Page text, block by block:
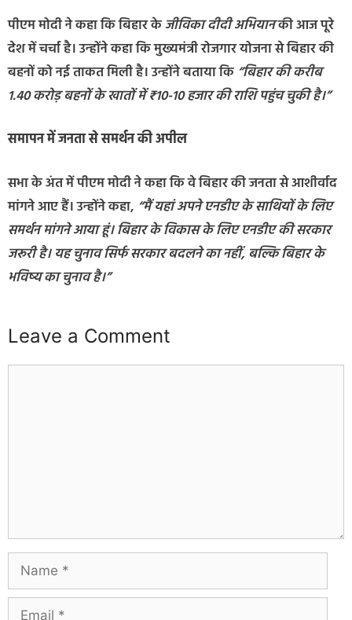
पीएम मोदी ने कहा कि बिहार केजीविका दीदी अभियानकी आज पूरे
देश में चर्चा है। उन्होंने कहा कि मुख्यमंत्री रोजगार योजना से बिहार की
बहनों को नई ताकत मिली है। उन्होंने बताया कि “बिहार की करीब
1.40 करोड़ बहनों के खातों में ₹10-10 हजार की राशि पहुंच चुकी है।”
समापन में जनता से समर्थन की अपील
सभा के अंत में पीएम मोदी ने कहा कि वे बिहार की जनता से आशीर्वाद
मांगने आए हैं। उन्होंने कहा, “मैं यहां अपने एनडीए के साथियों के लिए
समर्थन मांगने आया हूं। बिहार के विकास के लिए एनडीए की सरकार
जरूरी है। यह चुनाव सिर्फ सरकार बदलने का नहीं, बल्कि बिहार के
भविष्य का चुनाव है।”
Leave a Comment